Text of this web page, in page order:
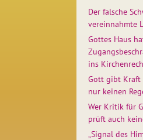
Der falsche
vereinnahmte
Gottes Haus
ins
Gott gibt Kraft
nur keinen
Wer Kritik für
prüft auch
„Signal des